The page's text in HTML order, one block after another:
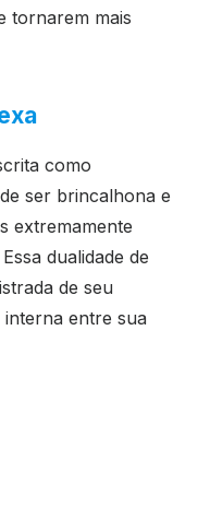
tornarem mais
como
ser brincalhona e
extremamente
dualidade de
de seu
entre sua